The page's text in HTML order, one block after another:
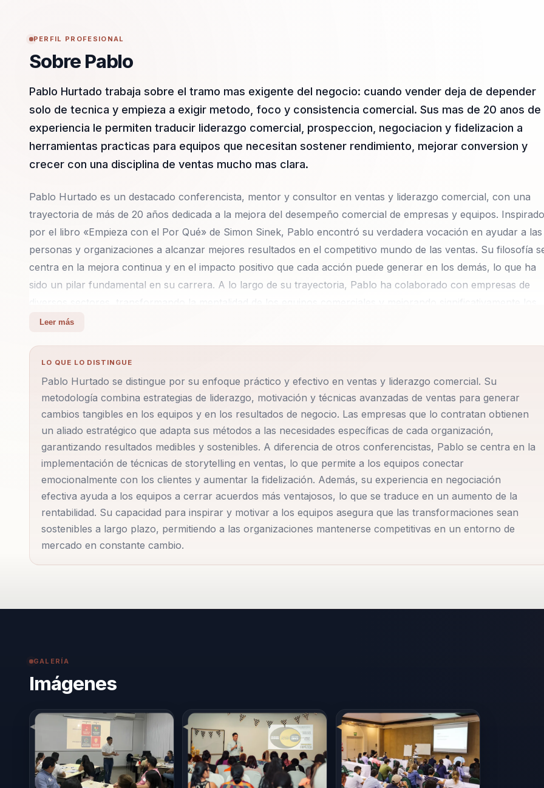
PERFIL PROFESIONAL
Sobre Pablo
Pablo Hurtado trabaja sobre el tramo mas exigente del negocio: cuando vender deja de depender
solo de tecnica y empieza a exigir metodo, foco y consistencia comercial. Sus mas de 20 anos de
experiencia le permiten traducir liderazgo comercial, prospeccion, negociacion y fidelizacion a
herramientas practicas para equipos que necesitan sostener rendimiento, mejorar conversion y
crecer con una disciplina de ventas mucho mas clara.
Pablo Hurtado es un destacado conferencista, mentor y consultor en ventas y liderazgo comercial, con una
trayectoria de más de 20 años dedicada a la mejora del desempeño comercial de empresas y equipos. Inspirado
por el libro «Empieza con el Por Qué» de Simon Sinek, Pablo encontró su verdadera vocación en ayudar a las
personas y organizaciones a alcanzar mejores resultados en el competitivo mundo de las ventas. Su filosofía
centra en la mejora continua y en el impacto positivo que cada acción puede generar en los demás, lo que ha
sido un pilar fundamental en su carrera. A lo largo de su trayectoria, Pablo ha colaborado con empresas de
indicadores de conversión y fidelización de clientes. Su experiencia como consultor y mentor le permite
enfoque integral y probado para mejorar el desempeño comercial. Las conferencias de Pablo Hurtado abarcan
fidelización de clientes y storytelling en ventas. Su metodología combina estrategias de liderazgo, motivación y
técnicas avanzadas de ventas, generando cambios tangibles en los equipos y en los resultados de negocio.
Pablo es conocido por su energía, experiencia y habilidad para conectar con la audiencia, garantizando
conferencias inspiradoras y altamente efectivas. Su enfoque práctico y efectivo lo ha consolidado como un
referente en ventas y estrategia comercial, siendo buscado por empresas que desean transformar sus equipos
en motores de alto rendimiento. Contratar a Pablo Hurtado significa asegurar un enfoque integral y probado
para mejorar el desempeño comercial, combinando liderazgo, motivación y técnicas avanzadas de ventas para
generar cambios tangibles en los equipos y en los resultados de negocio.
Leer más
LO QUE LO DISTINGUE
Pablo Hurtado se distingue por su enfoque práctico y efectivo en ventas y liderazgo comercial. Su
metodología combina estrategias de liderazgo, motivación y técnicas avanzadas de ventas para generar
cambios tangibles en los equipos y en los resultados de negocio. Las empresas que lo contratan obtienen
un aliado estratégico que adapta sus métodos a las necesidades específicas de cada organización,
garantizando resultados medibles y sostenibles. A diferencia de otros conferencistas, Pablo se centra en la
implementación de técnicas de storytelling en ventas, lo que permite a los equipos conectar
emocionalmente con los clientes y aumentar la fidelización. Además, su experiencia en negociación
efectiva ayuda a los equipos a cerrar acuerdos más ventajosos, lo que se traduce en un aumento de la
rentabilidad. Su capacidad para inspirar y motivar a los equipos asegura que las transformaciones sean
sostenibles a largo plazo, permitiendo a las organizaciones mantenerse competitivas en un entorno de
mercado en constante cambio.
GALERÍA
Imágenes